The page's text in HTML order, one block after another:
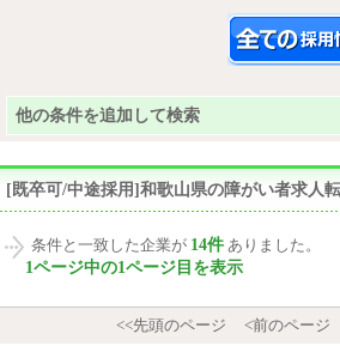
他の条件を追加して検索
[既卒可/中途採用]和歌山県の障がい者求人
条件と一致した企業が 14件 ありました。
1ページ中の1ページ目を表示
<<先頭のページ
<前のページ